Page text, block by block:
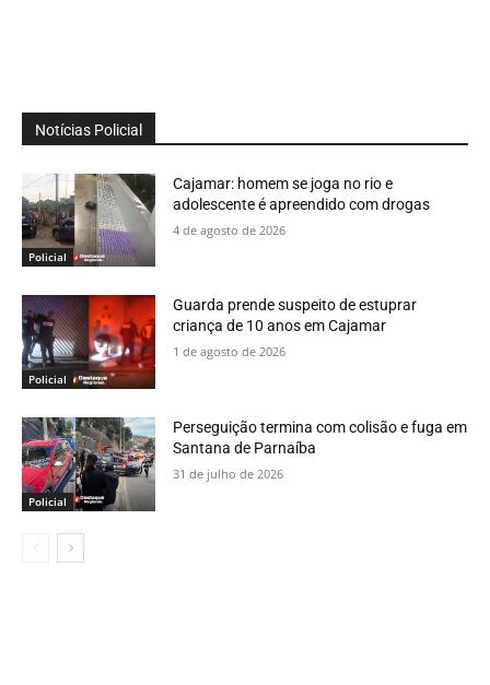
Notícias Policial
Policial
Cajamar: homem se joga no rio e
adolescente é apreendido com drogas
4 de agosto de 2026
Policial
Guarda prende suspeito de estuprar
criança de 10 anos em Cajamar
1 de agosto de 2026
Policial
Perseguição termina com colisão e fuga em
Santana de Parnaíba
31 de julho de 2026